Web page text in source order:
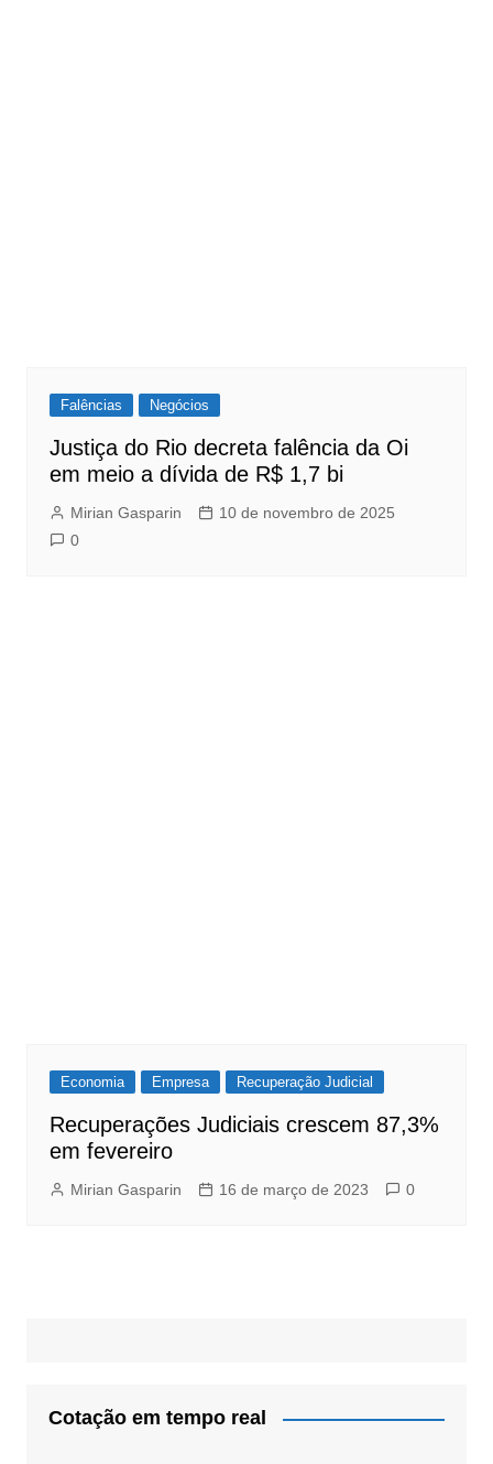
Falências Negócios
Justiça do Rio decreta falência da Oi
em meio a dívida de R$ 1,7 bi
Mirian Gasparin
10 de novembro de 2025
0
Economia Empresa Recuperação Judicial
Recuperações Judiciais crescem 87,3%
em fevereiro
Mirian Gasparin 16 de março de 2023 0
Cotação em tempo real